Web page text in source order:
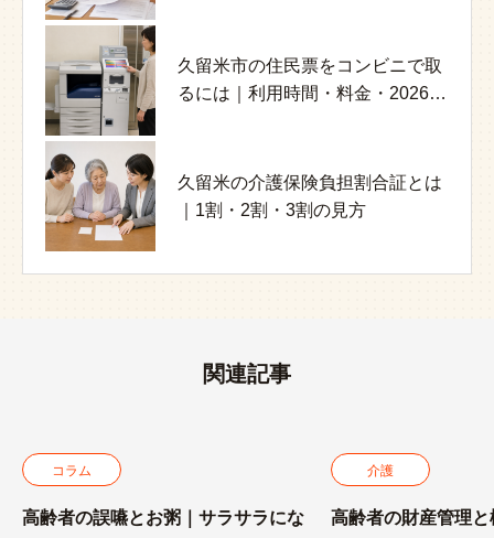
久留米市の住民票をコンビニで取
るには｜利用時間・料金・2026年
久留米の介護保険負担割合証とは
｜1割・2割・3割の見方
介護職の給与と処遇改善加算｜
2026年改定・確認方法・誤解しや
介護職員のメンタルヘルスを守る
には｜認知症ケア現場の負担と対
高齢者の誤嚥とお粥｜サラサラに
なる理由と介護職が見るポイント
久留米ラーメン28店｜西鉄・JR・
久留米ICから探す地域別ガイド
関連記事
コラム
高齢者の誤嚥とお粥｜サラサラにな
介護
高齢者の財産管理